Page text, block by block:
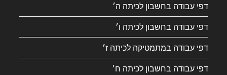
דפי עבודה בחשבון לכיתה ה׳
דפי עבודה בחשבון לכיתה ו׳
דפי עבודה במתמטיקה לכיתה ז׳
דפי עבודה בחשבון לכיתה ח׳